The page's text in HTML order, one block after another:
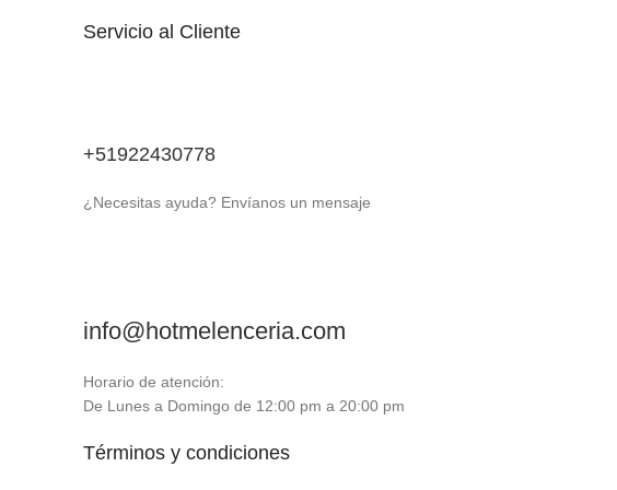
Servicio al Cliente
+51922430778
¿Necesitas ayuda? Envíanos un mensaje
info@hotmelenceria.com
Horario de atención:
De Lunes a Domingo de 12:00 pm a 20:00 pm
Términos y condiciones